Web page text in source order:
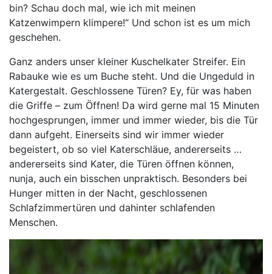
bin? Schau doch mal, wie ich mit meinen
Katzenwimpern klimpere!“ Und schon ist es um mich
geschehen.
Ganz anders unser kleiner Kuschelkater Streifer. Ein
Rabauke wie es um Buche steht. Und die Ungeduld in
Katergestalt. Geschlossene Türen? Ey, für was haben
die Griffe – zum Öffnen! Da wird gerne mal 15 Minuten
hochgesprungen, immer und immer wieder, bis die Tür
dann aufgeht. Einerseits sind wir immer wieder
begeistert, ob so viel Katerschläue, andererseits …
andererseits sind Kater, die Türen öffnen können,
nunja, auch ein bisschen unpraktisch. Besonders bei
Hunger mitten in der Nacht, geschlossenen
Schlafzimmertüren und dahinter schlafenden
Menschen.